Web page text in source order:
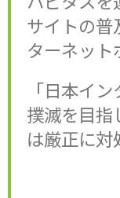
サイトの普
ターネット
「日本イ
撲滅を目指
は厳正に対